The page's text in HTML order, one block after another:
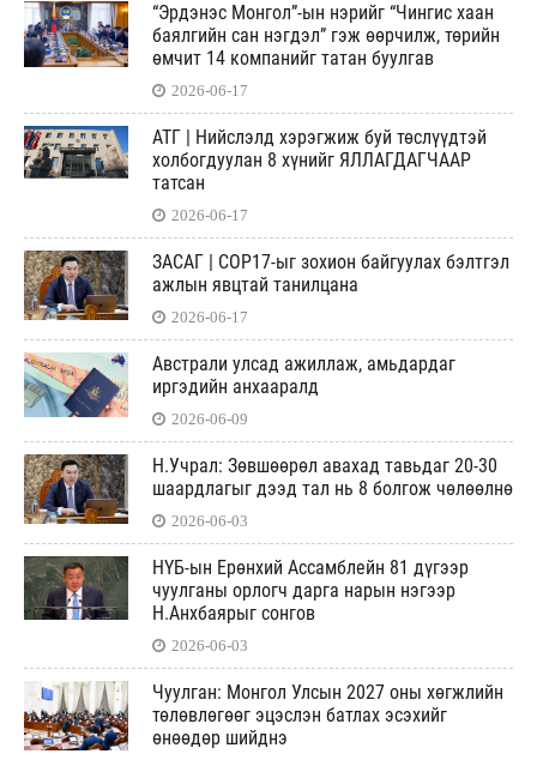
“Эрдэнэс Монгол”-ын нэрийг “Чингис хаан
баялгийн сан нэгдэл” гэж өөрчилж, төрийн
өмчит 14 компанийг татан буулгав
2026-06-17
АТГ | Нийслэлд хэрэгжиж буй төслүүдтэй
холбогдуулан 8 хүнийг ЯЛЛАГДАГЧААР
татсан
2026-06-17
ЗАСАГ | СОР17-ыг зохион байгуулах бэлтгэл
ажлын явцтай танилцана
2026-06-17
Австрали улсад ажиллаж, амьдардаг
иргэдийн анхааралд
2026-06-09
Н.Учрал: Зөвшөөрөл авахад тавьдаг 20-30
шаардлагыг дээд тал нь 8 болгож чөлөөлнө
2026-06-03
НҮБ-ын Ерөнхий Ассамблейн 81 дүгээр
чуулганы орлогч дарга нарын нэгээр
Н.Анхбаярыг сонгов
2026-06-03
Чуулган: Монгол Улсын 2027 оны хөгжлийн
төлөвлөгөөг эцэслэн батлах эсэхийг
өнөөдөр шийднэ